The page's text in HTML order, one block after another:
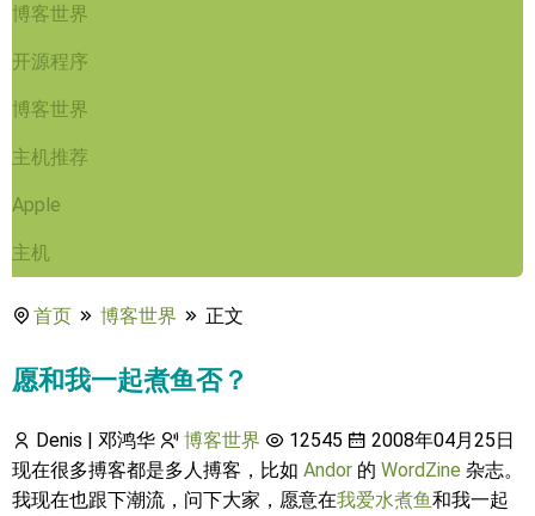
博客世界
开源程序
博客世界
主机推荐
Apple
主机
首页 博客世界 正文
愿和我一起煮鱼否？
Denis | 邓鸿华 博客世界 12545
2008年04月25日
现在很多搏客都是多人搏客，比如 Andor 的 WordZine 杂志。
我现在也跟下潮流，问下大家，愿意在我爱水煮鱼和我一起